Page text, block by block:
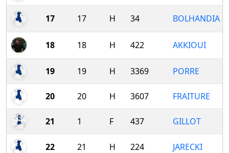
17 17 H 34 BOLHANDIA
18 18 H 422 AKKIOUI
19 19 H 3369 PORRE
20 20 H 3607 FRAITURE
21 1 F 437 GILLOT
22 21 H 224 JARECKI